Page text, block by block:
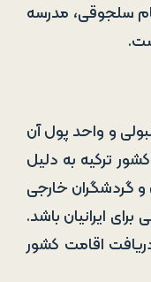
حمام سلجوقی، مدرسه
و واحد پول آن
ترکیه به دلیل
گردشگران خارجی
ایرانیان باشد.
اقامت کشور